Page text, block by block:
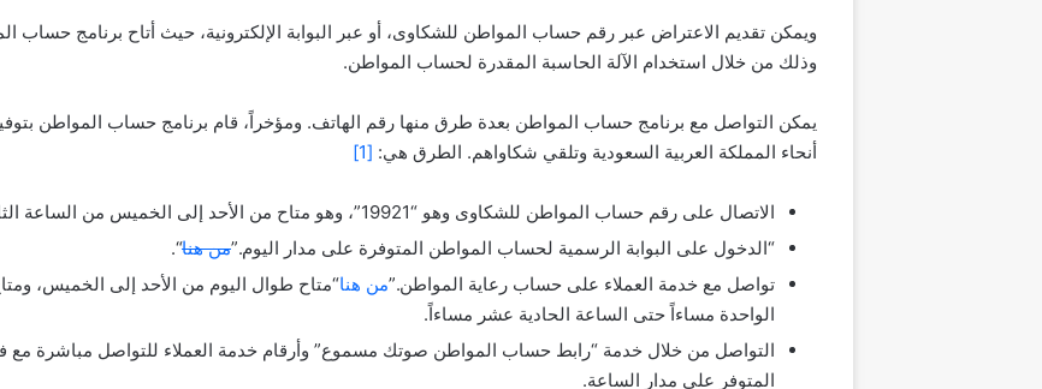
ويمكن تقديم الاعتراض عبر رقم حساب المواطن للشكاوى، أو عبر البوابة الإلكترونية، حيث أتاح برنامج
وذلك من خلال استخدام الآلة الحاسبة المقدرة لحساب المواطن.
يمكن التواصل مع برنامج حساب المواطن بعدة طرق منها رقم الهاتف. ومؤخراً، قام برنامج حساب المواطن
أنحاء المملكة العربية السعودية وتلقي شكاواهم. الطرق هي: [1]
الاتصال على رقم حساب المواطن للشكاوى وهو “19921”، وهو متاح من الأحد إلى الخميس من الساعة الثامنة صباحاً وحتى الساعة العاشرة مساءً.
“الدخول على البوابة الرسمية لحساب المواطن المتوفرة على مدار اليوم.”من هنا“.
تواصل مع خدمة العملاء على حساب رعاية المواطن.”من هنا“متاح طوال اليوم من الأحد إلى الخميس،
الواحدة مساءاً حتى الساعة الحادية عشر مساءاً.
التواصل من خلال خدمة “رابط حساب المواطن صوتك مسموع” وأرقام خدمة العملاء للتواصل مباشرة مع
المتوفر على مدار الساعة.